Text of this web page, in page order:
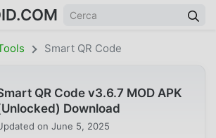
Smart QR Code
QR Code v3.6.7 MOD APK
Download
on June 5, 2025